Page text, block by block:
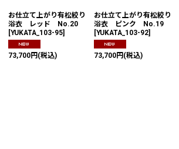
お仕立て上がり有松絞り
浴衣 レッド No.20
[YUKATA_103-95]
73,700円 (税込)
お仕立て上がり有松絞り
浴衣 ピンク No.19
[YUKATA_103-92]
73,700円 (税込)